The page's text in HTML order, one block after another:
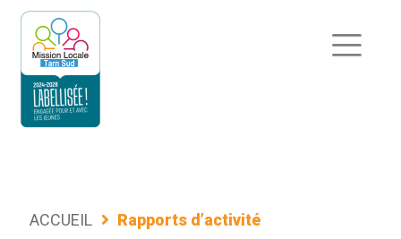
Aller
contenu
ACCUEIL Rapports d’activité